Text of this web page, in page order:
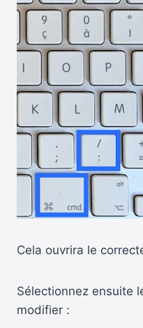
Cela ouvrira le
Sélectionnez ensuite
modifier :